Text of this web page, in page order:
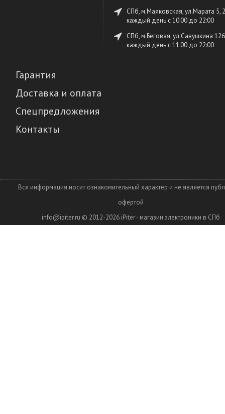
СПб, м.Маяковская, ул.Марата 5,
каждый день c 10:00 до 22:00
СПб, м.Беговая, ул.Савушкина
каждый день c 11:00 до 22:00
Гарантия
Доставка и оплата
Спецпредложения
Контакты
Вся информация носит ознакомительный характер и не является
офертой
info@ipiter.ru © 2012-2026 iPiter - магазин электроники в СПб